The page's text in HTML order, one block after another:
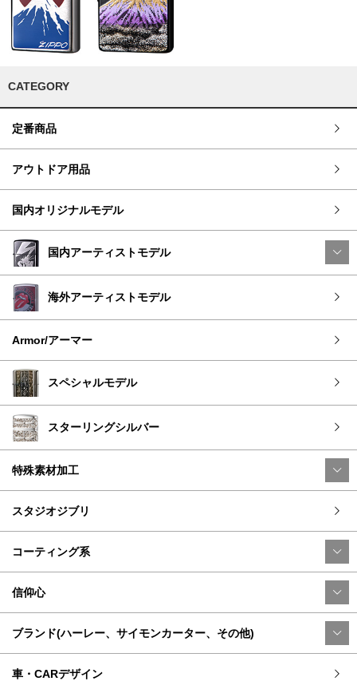
CATEGORY
定番商品
アウトドア用品
国内オリジナルモデル
国内アーティストモデル
海外アーティストモデル
Armor/アーマー
スペシャルモデル
スターリングシルバー
特殊素材加工
スタジオジブリ
コーティング系
信仰心
ブランド(ハーレー、サイモンカーター、その他)
車・CARデザイン